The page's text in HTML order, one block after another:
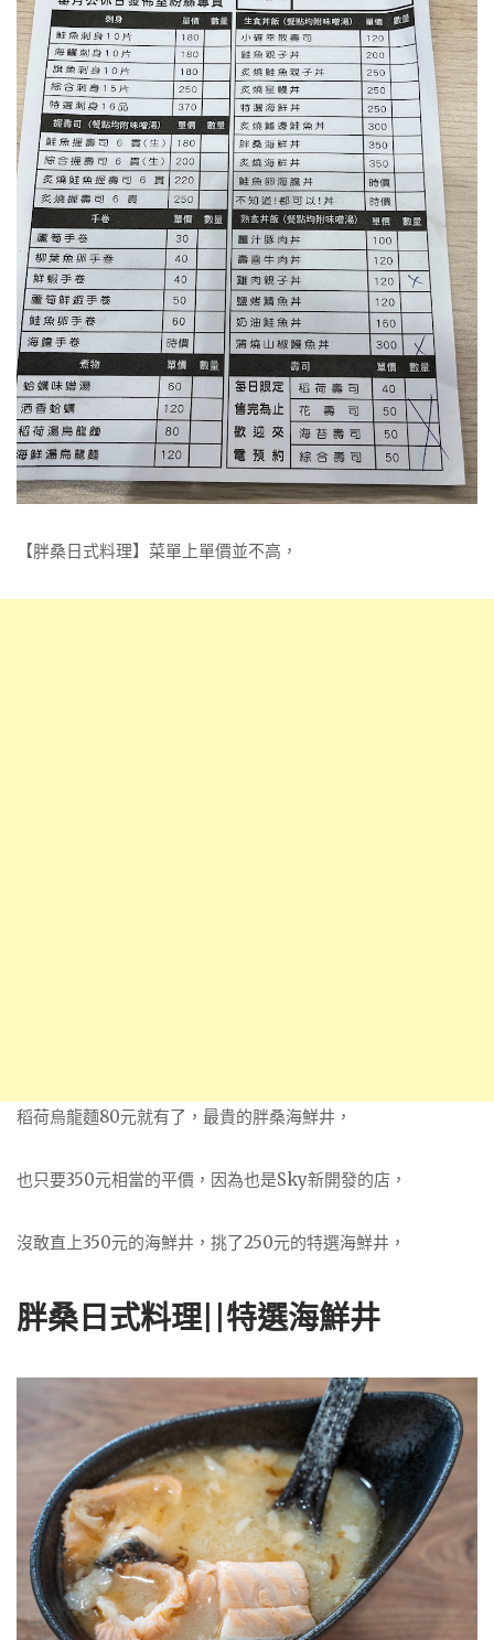
【胖桑日式料理】菜單上單價並不高，
稻荷烏龍麵80元就有了，最貴的胖桑海鮮井，
也只要350元相當的平價，因為也是Sky新開發的店，
沒敢直上350元的海鮮井，挑了250元的特選海鮮井，
胖桑日式料理||特選海鮮井